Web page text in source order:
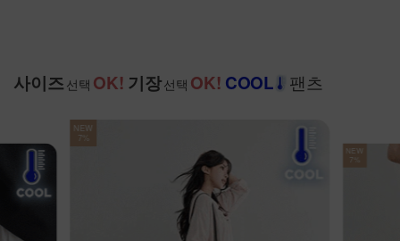
사이즈 선택 OK! 기장선택 OK! COOL 팬츠
NEW
7%
NEW
7%